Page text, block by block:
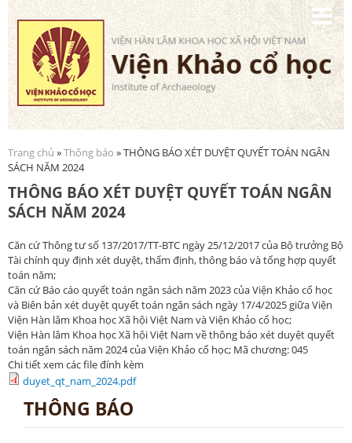
Nhảy
đến
nội
dung
Bạn đang ở đây
Trang chủ »Thông báo » THÔNG BÁO XÉT DUYỆT QUYẾT TOÁN NGÂN
SÁCH NĂM 2024
THÔNG BÁO XÉT DUYỆT QUYẾT TOÁN NGÂN
SÁCH NĂM 2024
Căn cứ Thông tư số 137/2017/TT-BTC ngày 25/12/2017 của Bộ trưởng Bộ
Tài chính quy định xét duyệt, thẩm định, thông báo và tổng hợp quyết
toán năm;
Căn cứ Báo cáo quyết toán ngân sách năm 2023 của Viện Khảo cổ học
và Biên bản xét duyệt quyết toán ngân sách ngày 17/4/2025 giữa Viện
Viện Hàn lâm Khoa học Xã hội Việt Nam và Viện Khảo cổ học;
Viện Hàn lâm Khoa học Xã hội Việt Nam về thông báo xét duyệt quyết
toán ngân sách năm 2024 của Viện Khảo cổ học; Mã chương: 045
Chi tiết xem các file đính kèm
duyet_qt_nam_2024.pdf
THÔNG BÁO